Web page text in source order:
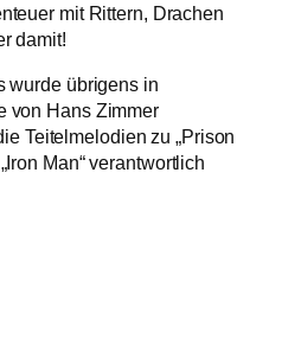
mit Rittern, Drachen
damit!
wurde übrigens in
von Hans Zimmer
Teitelmelodien zu „Prison
Man“ verantwortlich